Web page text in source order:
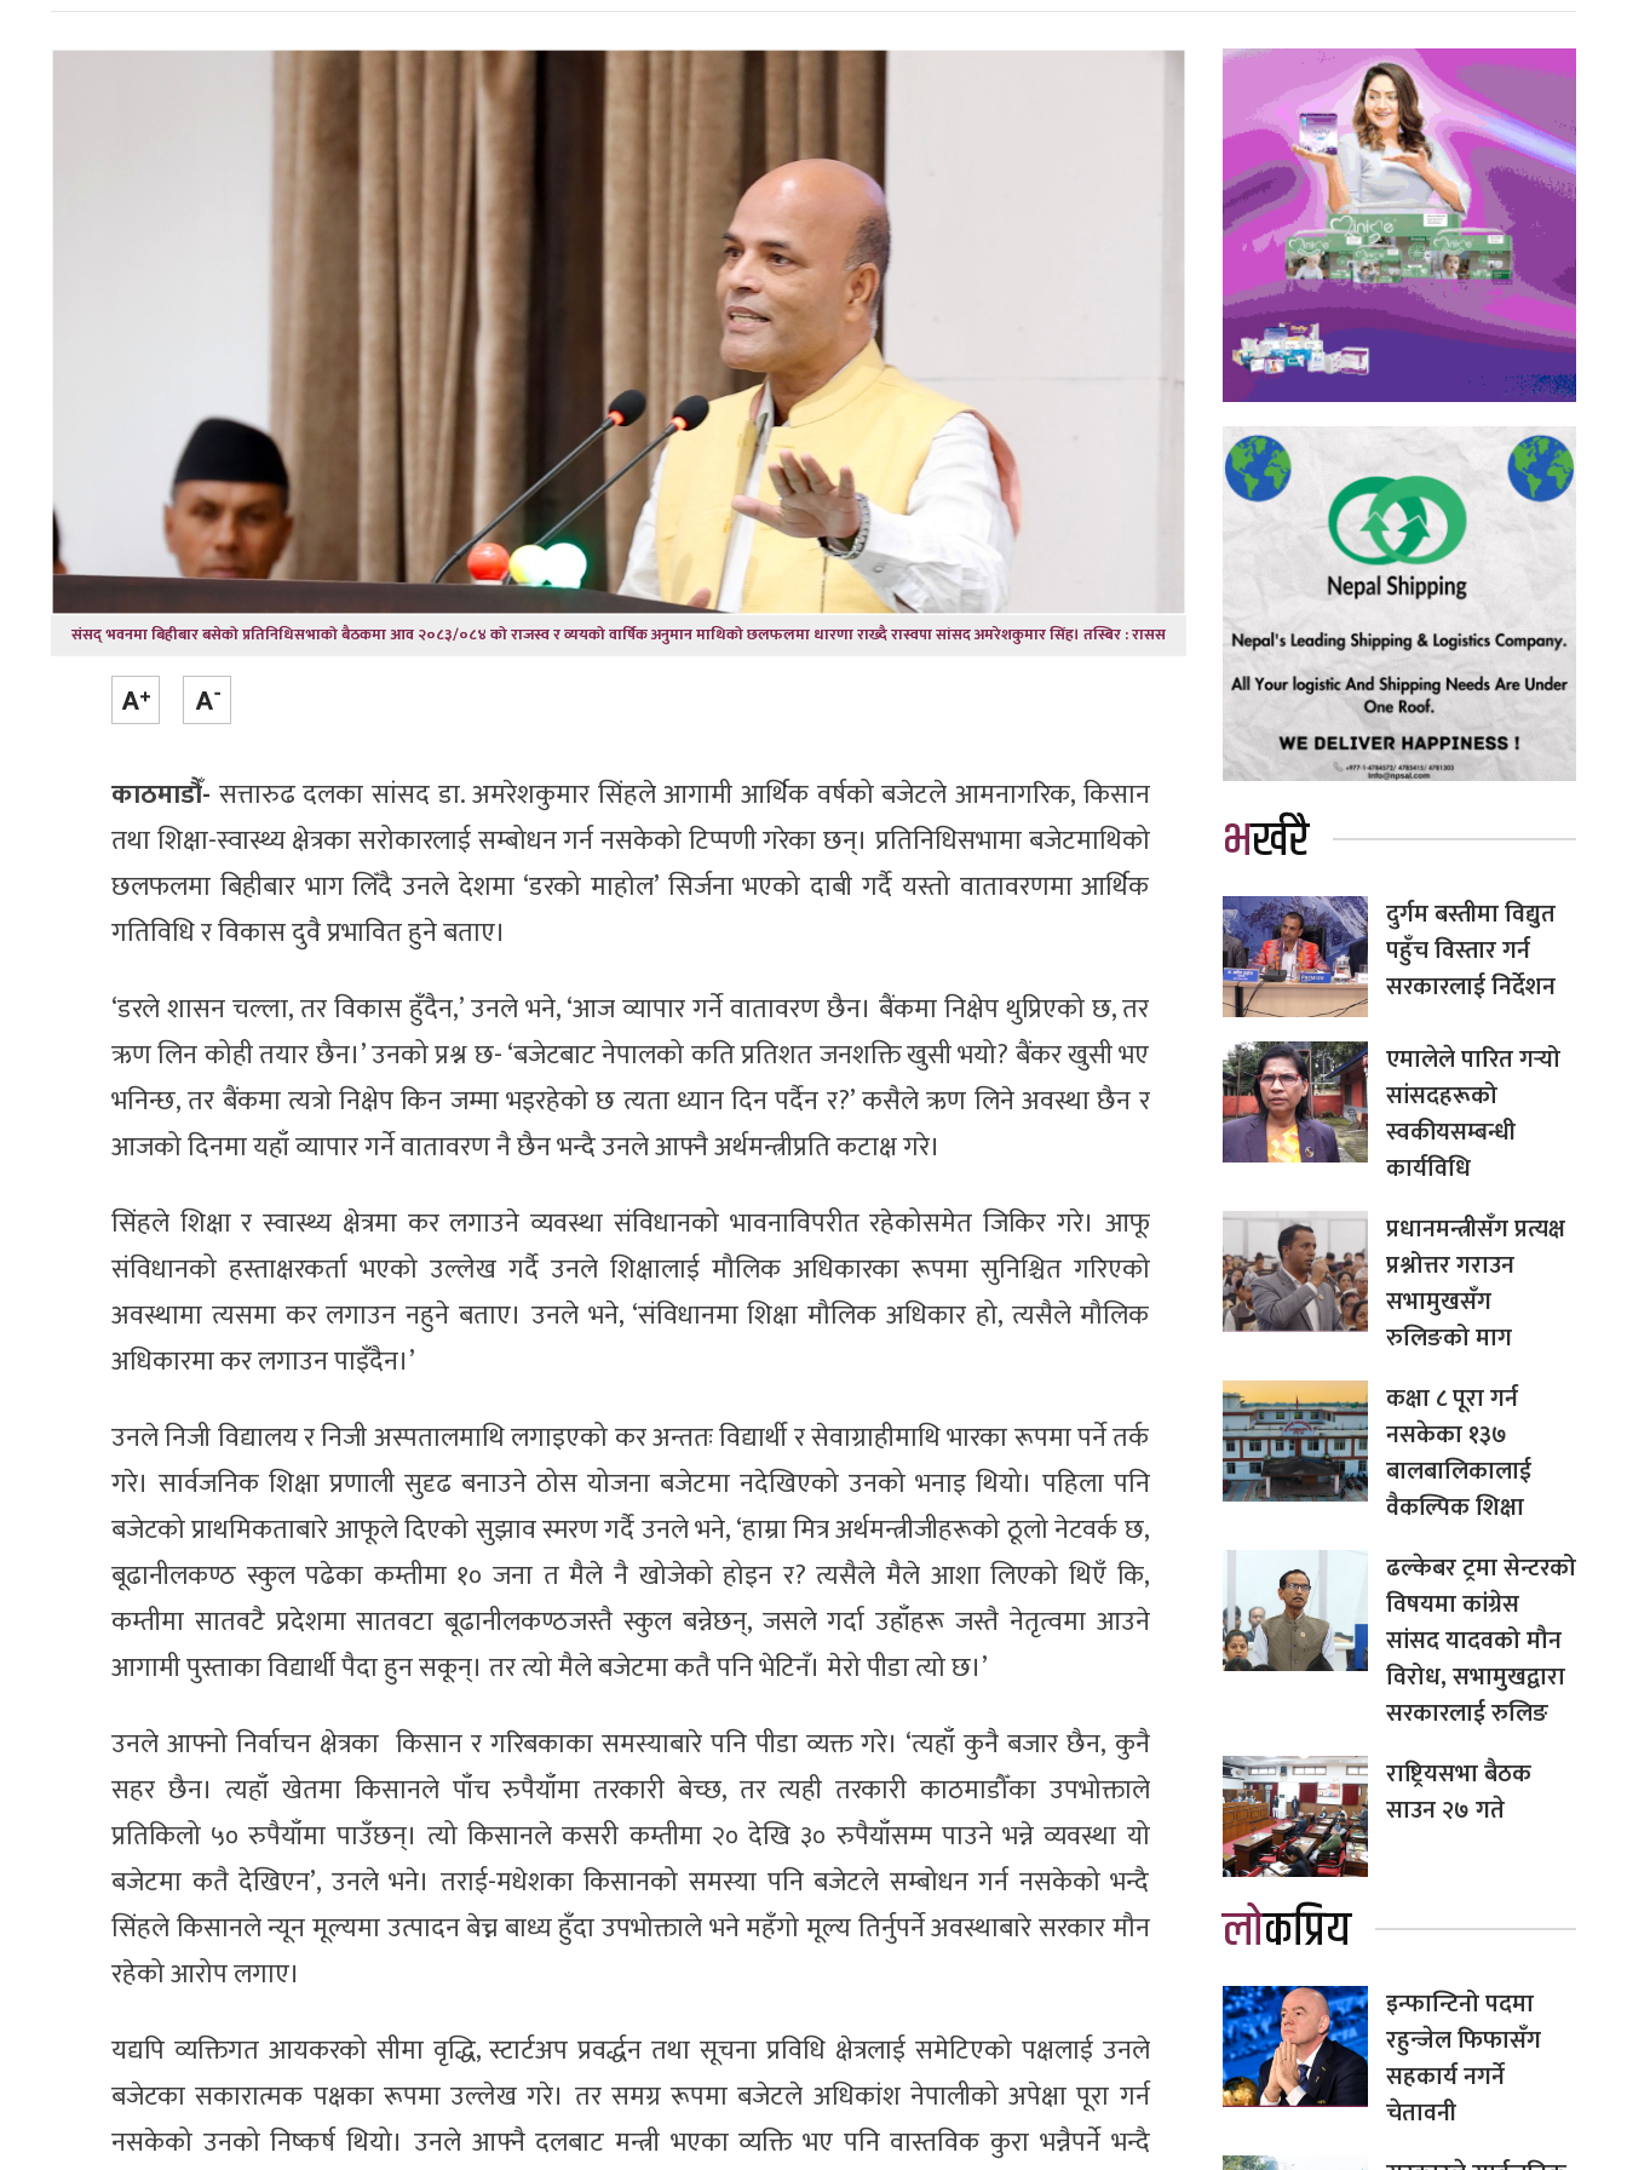
संसद् भवनमा बिहीबार बसेको प्रतिनिधिसभाको बैठकमा आव २०८३/०८४ को राजस्व र व्ययको वार्षिक अनुमान माथिको छलफलमा धारणा राख्दै रास्वपा सांसद अमरेशकुमार सिंह। तस्बिर : रासस
काठमाडौँ- सत्तारुढ दलका सांसद डा. अमरेशकुमार सिंहले आगामी आर्थिक वर्षको बजेटले आमनागरिक, किसान
तथा शिक्षा-स्वास्थ्य क्षेत्रका सरोकारलाई सम्बोधन गर्न नसकेको टिप्पणी गरेका छन्। प्रतिनिधिसभामा बजेटमाथिको
छलफलमा बिहीबार भाग लिँदै उनले देशमा ‘डरको माहोल’ सिर्जना भएको दाबी गर्दै यस्तो वातावरणमा आर्थिक
गतिविधि र विकास दुवै प्रभावित हुने बताए।
‘डरले शासन चल्ला, तर विकास हुँदैन,’ उनले भने, ‘आज व्यापार गर्ने वातावरण छैन। बैंकमा निक्षेप थुप्रिएको छ, तर
ऋण लिन कोही तयार छैन।’ उनको प्रश्न छ- ‘बजेटबाट नेपालको कति प्रतिशत जनशक्ति खुसी भयो? बैंकर खुसी भए
भनिन्छ, तर बैंकमा त्यत्रो निक्षेप किन जम्मा भइरहेको छ त्यता ध्यान दिन पर्दैन र?’ कसैले ऋण लिने अवस्था छैन र
आजको दिनमा यहाँ व्यापार गर्ने वातावरण नै छैन भन्दै उनले आफ्नै अर्थमन्त्रीप्रति कटाक्ष गरे।
सिंहले शिक्षा र स्वास्थ्य क्षेत्रमा कर लगाउने व्यवस्था संविधानको भावनाविपरीत रहेकोसमेत जिकिर गरे। आफू
संविधानको हस्ताक्षरकर्ता भएको उल्लेख गर्दै उनले शिक्षालाई मौलिक अधिकारका रूपमा सुनिश्चित गरिएको
अवस्थामा त्यसमा कर लगाउन नहुने बताए। उनले भने, ‘संविधानमा शिक्षा मौलिक अधिकार हो, त्यसैले मौलिक
अधिकारमा कर लगाउन पाइँदैन।’
उनले निजी विद्यालय र निजी अस्पतालमाथि लगाइएको कर अन्ततः विद्यार्थी र सेवाग्राहीमाथि भारका रूपमा पर्ने तर्क
गरे। सार्वजनिक शिक्षा प्रणाली सुदृढ बनाउने ठोस योजना बजेटमा नदेखिएको उनको भनाइ थियो। पहिला पनि
बजेटको प्राथमिकताबारे आफूले दिएको सुझाव स्मरण गर्दै उनले भने, ‘हाम्रा मित्र अर्थमन्त्रीजीहरूको ठूलो नेटवर्क छ,
बूढानीलकण्ठ स्कुल पढेका कम्तीमा १० जना त मैले नै खोजेको होइन र? त्यसैले मैले आशा लिएको थिएँ कि,
कम्तीमा सातवटै प्रदेशमा सातवटा बूढानीलकण्ठजस्तै स्कुल बन्नेछन्, जसले गर्दा उहाँहरू जस्तै नेतृत्वमा आउने
आगामी पुस्ताका विद्यार्थी पैदा हुन सकून्। तर त्यो मैले बजेटमा कतै पनि भेटिनँ। मेरो पीडा त्यो छ।’
उनले आफ्नो निर्वाचन क्षेत्रका किसान र गरिबकाका समस्याबारे पनि पीडा व्यक्त गरे। ‘त्यहाँ कुनै बजार छैन, कुनै
सहर छैन। त्यहाँ खेतमा किसानले पाँच रुपैयाँमा तरकारी बेच्छ, तर त्यही तरकारी काठमाडौँका उपभोक्ताले
प्रतिकिलो ५० रुपैयाँमा पाउँछन्। त्यो किसानले कसरी कम्तीमा २० देखि ३० रुपैयाँसम्म पाउने भन्ने व्यवस्था यो
बजेटमा कतै देखिएन’, उनले भने। तराई-मधेशका किसानको समस्या पनि बजेटले सम्बोधन गर्न नसकेको भन्दै
सिंहले किसानले न्यून मूल्यमा उत्पादन बेच्न बाध्य हुँदा उपभोक्ताले भने महँगो मूल्य तिर्नुपर्ने अवस्थाबारे सरकार मौन
रहेको आरोप लगाए।
यद्यपि व्यक्तिगत आयकरको सीमा वृद्धि, स्टार्टअप प्रवर्द्धन तथा सूचना प्रविधि क्षेत्रलाई समेटिएको पक्षलाई उनले
बजेटका सकारात्मक पक्षका रूपमा उल्लेख गरे। तर समग्र रूपमा बजेटले अधिकांश नेपालीको अपेक्षा पूरा गर्न
नसकेको उनको निष्कर्ष थियो। उनले आफ्नै दलबाट मन्त्री भएका व्यक्ति भए पनि वास्तविक कुरा भन्नैपर्ने भन्दै
भर्खरै
दुर्गम बस्तीमा विद्युत
पहुँच विस्तार गर्न
सरकारलाई निर्देशन
एमालेले पारित गर्‍यो
सांसदहरूको
स्वकीयसम्बन्धी
कार्यविधि
प्रधानमन्त्रीसँग प्रत्यक्ष
प्रश्नोत्तर गराउन
सभामुखसँग
रुलिङको माग
कक्षा ८ पूरा गर्न
नसकेका १३७
बालबालिकालाई
वैकल्पिक शिक्षा
ढल्केबर ट्रमा सेन्टरको
विषयमा कांग्रेस
सांसद यादवको मौन
विरोध, सभामुखद्वारा
सरकारलाई रुलिङ
राष्ट्रियसभा बैठक
साउन २७ गते
लोकप्रिय
इन्फान्टिनो पदमा
रहुन्जेल फिफासँग
सहकार्य नगर्ने
चेतावनी